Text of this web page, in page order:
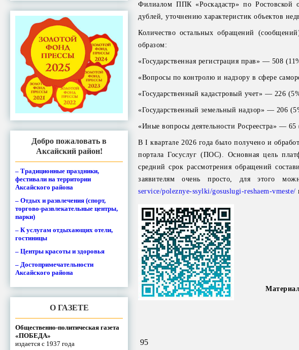
Добро пожаловать в
Аксайский район!
– Традиционные праздники,
фестивали на территории
Аксайского района
– Отдых и развлечения (спорт,
торгово-развлекательные центры,
парки)
– К услугам отдыхающих отели,
гостиницы
– Центры красоты и здоровья
– Достопримечательности
Аксайского района
О ГАЗЕТЕ
Общественно-политическая газета
«ПОБЕДА»
издается с 1937 года
Филиалом ППК «Роскадастр» по Ростовской
дублей, уточнению характеристик объектов
Количество остальных обращений
образом:
«Государственная регистрация прав» — 508
«Вопросы по контролю и надзору в сфере
«Государственный кадастровый учет» — 226
«Государственный земельный надзор» — 206
«Иные вопросы деятельности Росреестра» — 65
В I квартале 2026 года было получено и
портала Госуслуг (ПОС). Основная цель
средний срок рассмотрения обращений
заявителям очень просто, для этого
service/poleznye-ssylki/gosuslugi-reshaem-vmeste/
95